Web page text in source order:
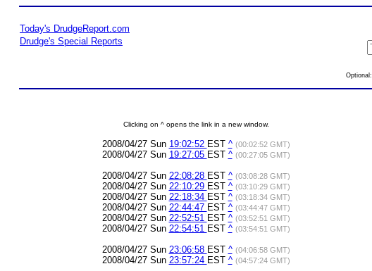
Today's DrudgeReport.com
Drudge's Special Reports
Optional:
Clicking on ^ opens the link in a new window.
2008/04/27 Sun 19:02:52 EST ^ (00:02:52 GMT)
2008/04/27 Sun 19:27:05 EST ^ (00:27:05 GMT)
2008/04/27 Sun 22:08:28 EST ^ (03:08:28 GMT)
2008/04/27 Sun 22:10:29 EST ^ (03:10:29 GMT)
2008/04/27 Sun 22:18:34 EST ^ (03:18:34 GMT)
2008/04/27 Sun 22:44:47 EST ^ (03:44:47 GMT)
2008/04/27 Sun 22:52:51 EST ^ (03:52:51 GMT)
2008/04/27 Sun 22:54:51 EST ^ (03:54:51 GMT)
2008/04/27 Sun 23:06:58 EST ^ (04:06:58 GMT)
2008/04/27 Sun 23:57:24 EST ^ (04:57:24 GMT)